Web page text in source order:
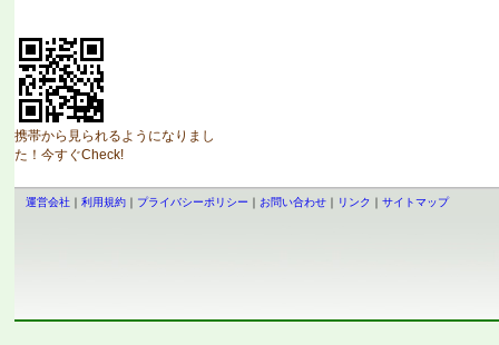
携帯から見られるようになりまし
た！今すぐCheck!
運営会社｜ 利用規約｜ プライバシーポリシー ｜ お問い合わせ｜ リンク ｜ サイトマップ